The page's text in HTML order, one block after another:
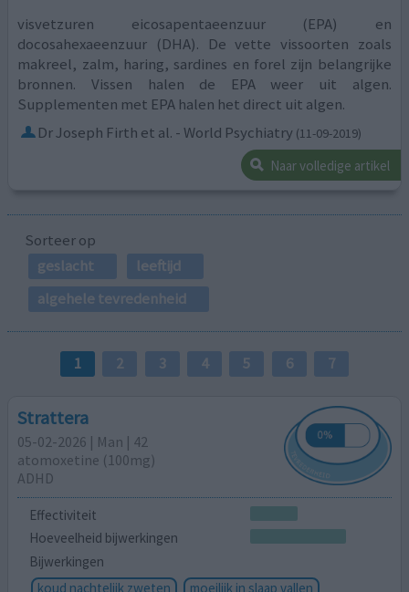
visvetzuren eicosapentaeenzuur (EPA) en
docosahexaeenzuur (DHA). De vette vissoorten zoals
makreel, zalm, haring, sardines en forel zijn belangrijke
bronnen. Vissen halen de EPA weer uit algen.
Supplementen met EPA halen het direct uit algen.
Dr Joseph Firth et al. - World Psychiatry (11-09-2019)
Naar volledige artikel
Sorteer op
geslacht
leeftijd
algehele tevredenheid
1 2 3 4 5 6 7
Strattera
05-02-2026 | Man | 42
atomoxetine (100mg)
ADHD
Effectiviteit
Hoeveelheid bijwerkingen
Bijwerkingen
koud nachtelijk zweten
moeilijk in slaap vallen